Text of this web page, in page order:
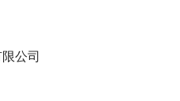
公司